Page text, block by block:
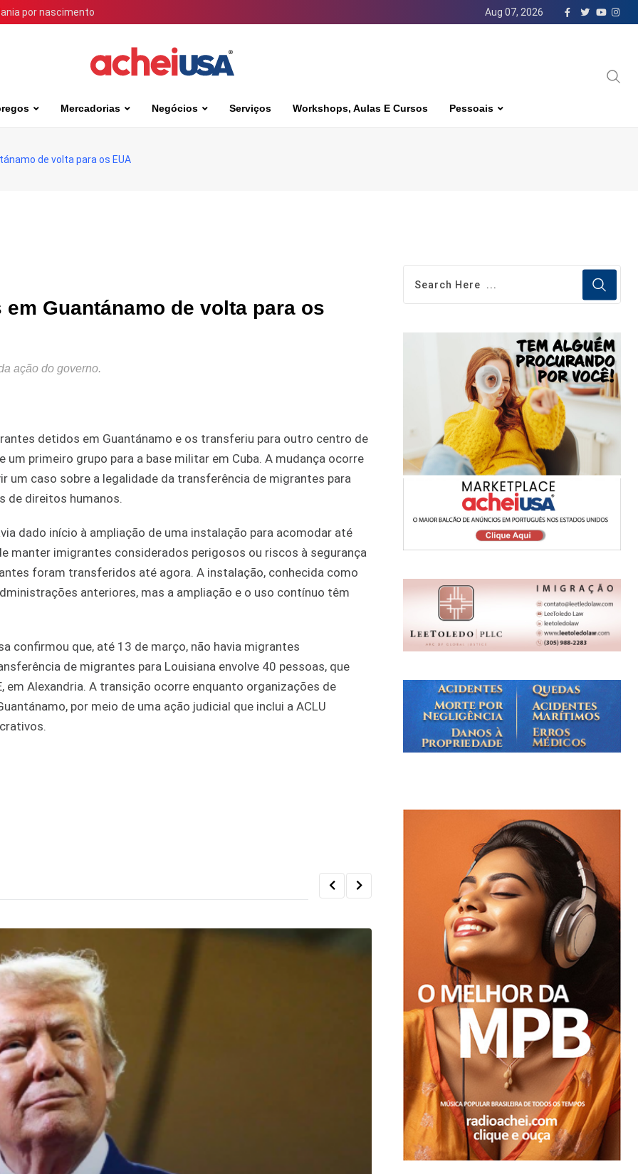
por nascimento Aug 07, 2026
Mercadorias Negócios Serviços Workshops, Aulas E Cursos Pessoais
de volta para os EUA
Guantánamo de volta para os
ação do governo.
detidos em Guantánamo e os transferiu para outro centro de
um primeiro grupo para a base militar em Cuba. A mudança ocorre
um caso sobre a legalidade da transferência de migrantes para
de direitos humanos.
dado início à ampliação de uma instalação para acomodar até
manter imigrantes considerados perigosos ou riscos à segurança
foram transferidos até agora. A instalação, conhecida como
anteriores, mas a ampliação e o uso contínuo têm
confirmou que, até 13 de março, não havia migrantes
de migrantes para Louisiana envolve 40 pessoas, que
Alexandria. A transição ocorre enquanto organizações de
por meio de uma ação judicial que inclui a ACLU